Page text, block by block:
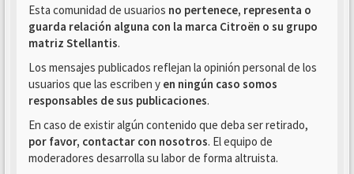
Esta comunidad de usuarios no pertenece, representa o
guarda relación alguna con la marca Citroën o su grupo
matriz Stellantis.
Los mensajes publicados reflejan la opinión personal de los
usuarios que las escriben y en ningún caso somos
responsables de sus publicaciones.
En caso de existir algún contenido que deba ser retirado,
por favor, contactar con nosotros. El equipo de
moderadores desarrolla su labor de forma altruista.